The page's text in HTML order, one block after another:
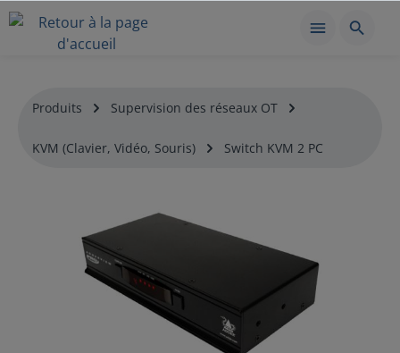
Produits Supervision des réseaux OT
KVM (Clavier, Vidéo, Souris) Switch KVM 2 PC